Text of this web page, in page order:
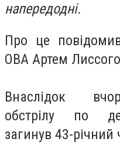
напередодні.
Про це
ОВА Артем
Внаслідок
обстрілу по
загинув 43-річний